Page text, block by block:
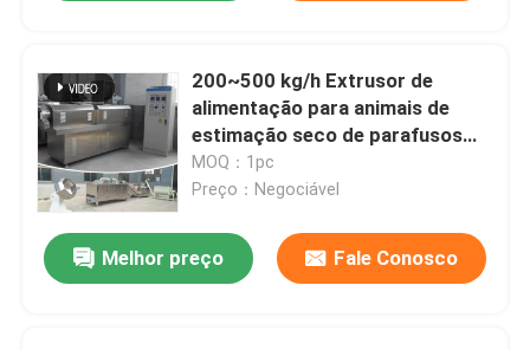
Produtos
Show de RV
Quem Somos
200~500 kg/h Extrusor de
alimentação para animais de
estimação seco de parafusos
duplos Extrusor de alimentação
para peixes de tipo seco
MOQ：1pc
Preço：Negociável
Melhor preço Fale Conosco